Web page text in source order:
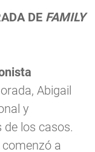
DE FAMILY
Abigail
y
los casos.
a